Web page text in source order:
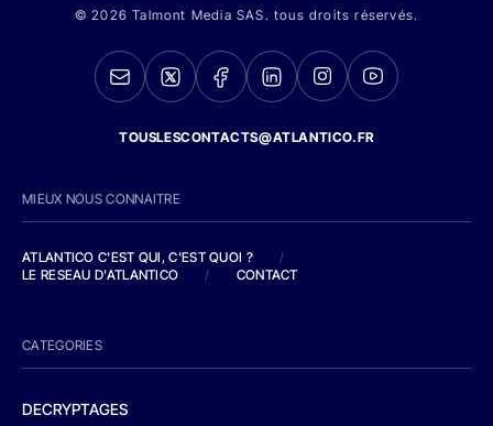
© 2026 Talmont Media SAS. tous droits réservés.
TOUSLESCONTACTS@ATLANTICO.FR
MIEUX NOUS CONNAITRE
ATLANTICO C'EST QUI, C'EST QUOI ?
/
LE RESEAU D'ATLANTICO
/ CONTACT
CATEGORIES
DECRYPTAGES